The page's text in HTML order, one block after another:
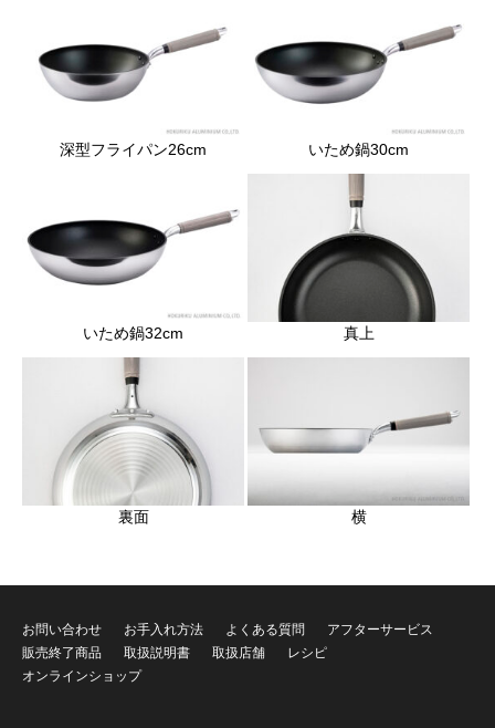
深型フライパン26cm いため鍋30cm
いため鍋32cm 真上
裏面 横
お問い合わせ お手入れ方法 よくある質問
アフターサービス
販売終了商品
取扱説明書 取扱店舗
レシピ
オンラインショップ